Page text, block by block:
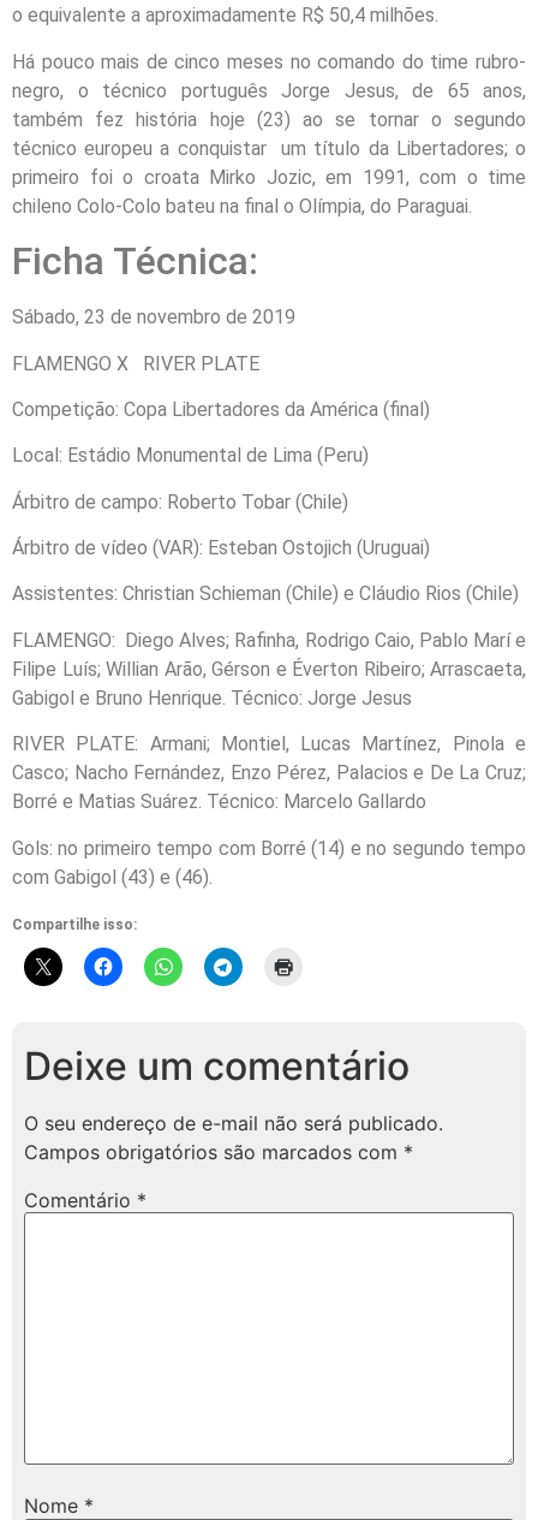
o equivalente a aproximadamente R$ 50,4 milhões.
Há pouco mais de cinco meses no comando do time rubro-
negro, o técnico português Jorge Jesus, de 65 anos,
também fez história hoje (23) ao se tornar o segundo
técnico europeu a conquistar um título da Libertadores; o
primeiro foi o croata Mirko Jozic, em 1991, com o time
chileno Colo-Colo bateu na final o Olímpia, do Paraguai.
Ficha Técnica:
Sábado, 23 de novembro de 2019
FLAMENGO X RIVER PLATE
Competição: Copa Libertadores da América (final)
Local: Estádio Monumental de Lima (Peru)
Árbitro de campo: Roberto Tobar (Chile)
Árbitro de vídeo (VAR): Esteban Ostojich (Uruguai)
Assistentes: Christian Schieman (Chile) e Cláudio Rios (Chile)
FLAMENGO: Diego Alves; Rafinha, Rodrigo Caio, Pablo Marí e
Filipe Luís; Willian Arão, Gérson e Éverton Ribeiro; Arrascaeta,
Gabigol e Bruno Henrique. Técnico: Jorge Jesus
RIVER PLATE: Armani; Montiel, Lucas Martínez, Pinola e
Casco; Nacho Fernández, Enzo Pérez, Palacios e De La Cruz;
Borré e Matias Suárez. Técnico: Marcelo Gallardo
Gols: no primeiro tempo com Borré (14) e no segundo tempo
com Gabigol (43) e (46).
Compartilhe isso:
Deixe um comentário
O seu endereço de e-mail não será publicado.
Campos obrigatórios são marcados com *
Comentário *
Nome *